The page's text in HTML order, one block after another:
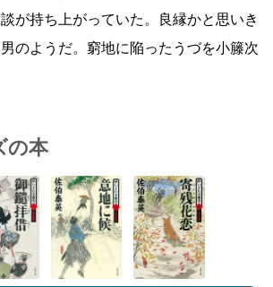
が持ち上がっていた。良縁かと思いき
のようだ。窮地に陥ったうづを小籐次
の本